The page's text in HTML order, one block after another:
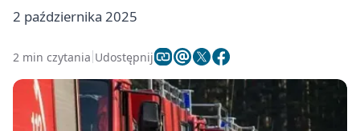
2 października 2025
2 min czytania Udostępnij